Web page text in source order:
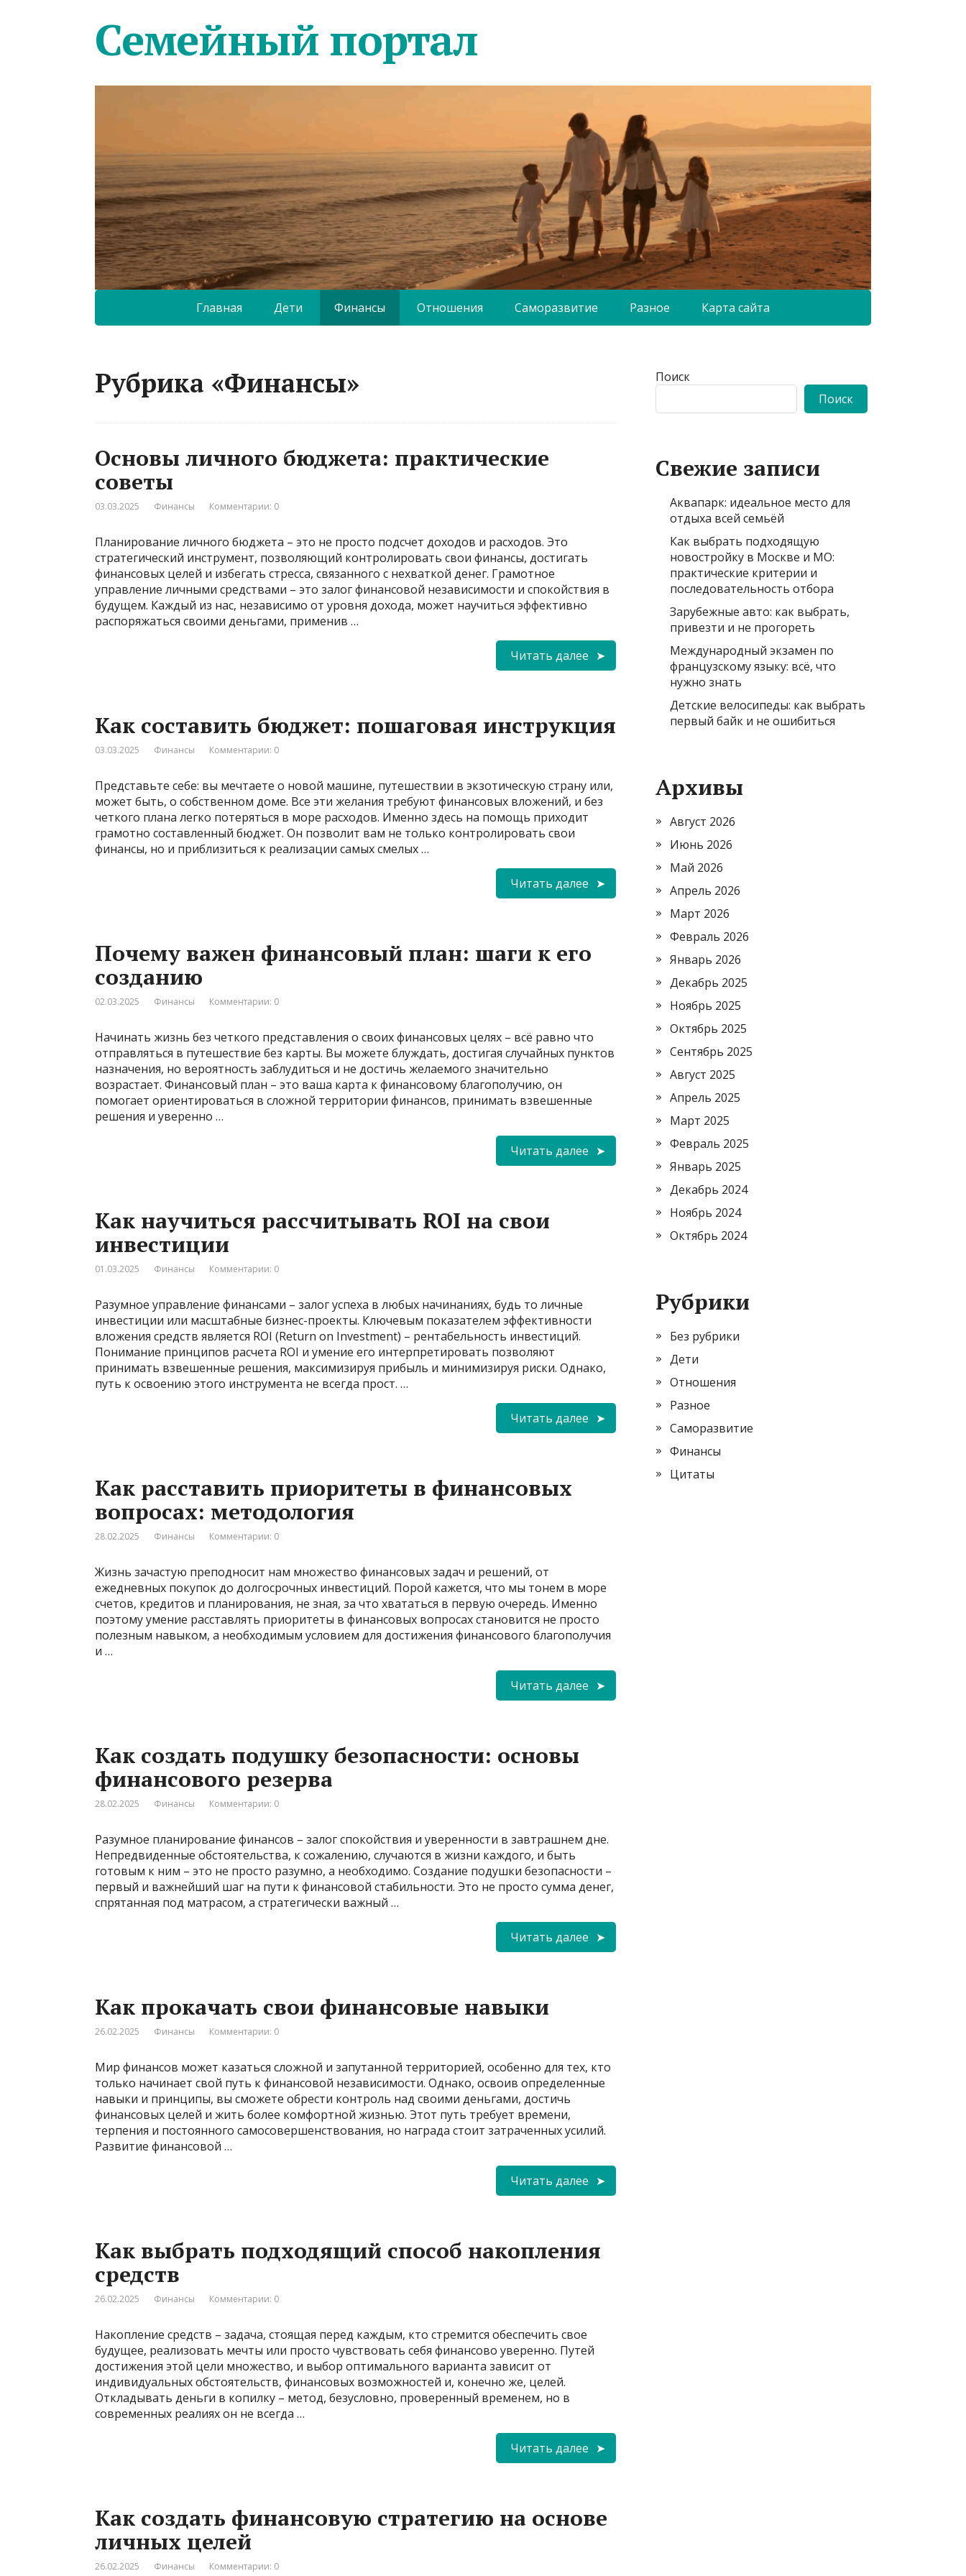
Семейный портал
Главная Дети Финансы Отношения Саморазвитие Разное Карта сайта
Рубрика «Финансы»
Основы личного бюджета: практические
советы
03.03.2025 Финансы Комментарии: 0
Планирование личного бюджета – это не просто подсчет доходов и расходов. Это
стратегический инструмент, позволяющий контролировать свои финансы, достигать
финансовых целей и избегать стресса, связанного с нехваткой денег. Грамотное
управление личными средствами – это залог финансовой независимости и спокойствия в
будущем. Каждый из нас, независимо от уровня дохода, может научиться эффективно
распоряжаться своими деньгами, применив …
Читать далее
Как составить бюджет: пошаговая инструкция
03.03.2025 Финансы Комментарии: 0
Представьте себе: вы мечтаете о новой машине, путешествии в экзотическую страну или,
может быть, о собственном доме. Все эти желания требуют финансовых вложений, и без
четкого плана легко потеряться в море расходов. Именно здесь на помощь приходит
грамотно составленный бюджет. Он позволит вам не только контролировать свои
финансы, но и приблизиться к реализации самых смелых …
Читать далее
Почему важен финансовый план: шаги к его
созданию
02.03.2025 Финансы Комментарии: 0
Начинать жизнь без четкого представления о своих финансовых целях – всё равно что
отправляться в путешествие без карты. Вы можете блуждать, достигая случайных пунктов
назначения, но вероятность заблудиться и не достичь желаемого значительно
возрастает. Финансовый план – это ваша карта к финансовому благополучию, он
помогает ориентироваться в сложной территории финансов, принимать взвешенные
решения и уверенно …
Читать далее
Как научиться рассчитывать ROI на свои
инвестиции
01.03.2025 Финансы Комментарии: 0
Разумное управление финансами – залог успеха в любых начинаниях, будь то личные
инвестиции или масштабные бизнес-проекты. Ключевым показателем эффективности
вложения средств является ROI (Return on Investment) – рентабельность инвестиций.
Понимание принципов расчета ROI и умение его интерпретировать позволяют
принимать взвешенные решения, максимизируя прибыль и минимизируя риски. Однако,
путь к освоению этого инструмента не всегда прост. …
Читать далее
Как расставить приоритеты в финансовых
вопросах: методология
28.02.2025 Финансы Комментарии: 0
Жизнь зачастую преподносит нам множество финансовых задач и решений, от
ежедневных покупок до долгосрочных инвестиций. Порой кажется, что мы тонем в море
счетов, кредитов и планирования, не зная, за что хвататься в первую очередь. Именно
поэтому умение расставлять приоритеты в финансовых вопросах становится не просто
полезным навыком, а необходимым условием для достижения финансового благополучия
и …
Читать далее
Как создать подушку безопасности: основы
финансового резерва
28.02.2025 Финансы Комментарии: 0
Разумное планирование финансов – залог спокойствия и уверенности в завтрашнем дне.
Непредвиденные обстоятельства, к сожалению, случаются в жизни каждого, и быть
готовым к ним – это не просто разумно, а необходимо. Создание подушки безопасности –
первый и важнейший шаг на пути к финансовой стабильности. Это не просто сумма денег,
спрятанная под матрасом, а стратегически важный …
Читать далее
Как прокачать свои финансовые навыки
26.02.2025 Финансы Комментарии: 0
Мир финансов может казаться сложной и запутанной территорией, особенно для тех, кто
только начинает свой путь к финансовой независимости. Однако, освоив определенные
навыки и принципы, вы сможете обрести контроль над своими деньгами, достичь
финансовых целей и жить более комфортной жизнью. Этот путь требует времени,
терпения и постоянного самосовершенствования, но награда стоит затраченных усилий.
Развитие финансовой …
Читать далее
Как выбрать подходящий способ накопления
средств
26.02.2025 Финансы Комментарии: 0
Накопление средств – задача, стоящая перед каждым, кто стремится обеспечить свое
будущее, реализовать мечты или просто чувствовать себя финансово уверенно. Путей
достижения этой цели множество, и выбор оптимального варианта зависит от
индивидуальных обстоятельств, финансовых возможностей и, конечно же, целей.
Откладывать деньги в копилку – метод, безусловно, проверенный временем, но в
современных реалиях он не всегда …
Читать далее
Как создать финансовую стратегию на основе
личных целей
26.02.2025 Финансы Комментарии: 0
Поиск
Поиск
Свежие записи
Аквапарк: идеальное место для
отдыха всей семьёй
Как выбрать подходящую
новостройку в Москве и МО:
практические критерии и
последовательность отбора
Зарубежные авто: как выбрать,
привезти и не прогореть
Международный экзамен по
французскому языку: всё, что
нужно знать
Детские велосипеды: как выбрать
первый байк и не ошибиться
Архивы
Август 2026
Июнь 2026
Май 2026
Апрель 2026
Март 2026
Февраль 2026
Январь 2026
Декабрь 2025
Ноябрь 2025
Октябрь 2025
Сентябрь 2025
Август 2025
Апрель 2025
Март 2025
Февраль 2025
Январь 2025
Декабрь 2024
Ноябрь 2024
Октябрь 2024
Рубрики
Без рубрики
Дети
Отношения
Разное
Саморазвитие
Финансы
Цитаты